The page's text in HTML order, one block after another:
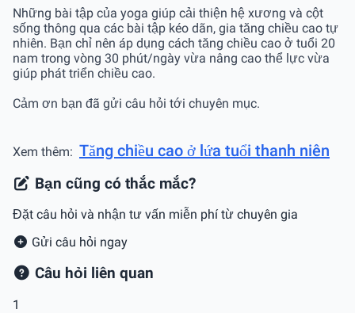
Những bài tập của yoga giúp cải thiện hệ xương và cột
sống thông qua các bài tập kéo dãn, gia tăng chiều cao tự
nhiên. Bạn chỉ nên áp dụng cách tăng chiều cao ở tuổi 20
nam trong vòng 30 phút/ngày vừa nâng cao thể lực vừa
giúp phát triển chiều cao.
Cảm ơn bạn đã gửi câu hỏi tới chuyên mục.
Xem thêm: Tăng chiều cao ở lứa tuổi thanh niên
Bạn cũng có thắc mắc?
Đặt câu hỏi và nhận tư vấn miễn phí từ chuyên gia
Gửi câu hỏi ngay
Câu hỏi liên quan
1